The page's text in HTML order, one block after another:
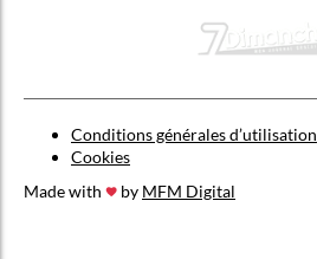
Conditions générales d’utilisation
Cookies
Made with
by MFM Digital